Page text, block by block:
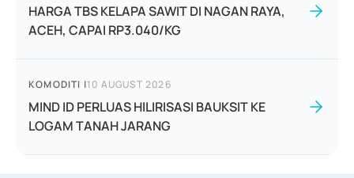
HARGA TBS KELAPA SAWIT DI NAGAN RAYA,
ACEH, CAPAI RP3.040/KG
KOMODITI |10 AUGUST 2026
MIND ID PERLUAS HILIRISASI BAUKSIT KE
LOGAM TANAH JARANG